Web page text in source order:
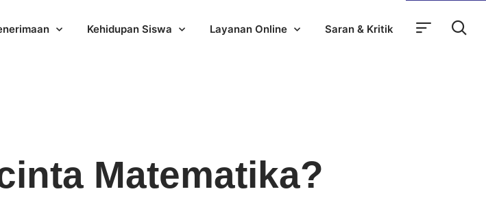
Kehidupan Siswa Layanan Online Saran & Kritik
Matematika?